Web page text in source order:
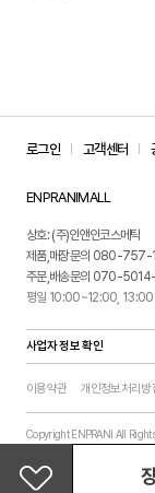
로그인 고객센터
ENPRANIMALL
상호: (주)인앤인코스메틱
제품,매장문의 080-
주문,배송문의 070-
평일 10:00~12:00,
사업자 정보 확인
이용약관 개인정보처리방
Copyright ENPRANI All